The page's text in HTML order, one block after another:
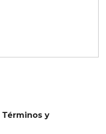
Términos y